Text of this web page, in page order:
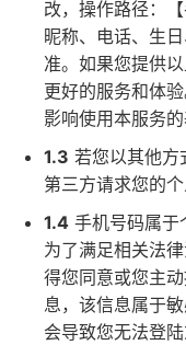
改，操作路径：
昵称、电话、生
准。如果您提供
更好的服务和体
影响使用本服务的
1.3 若您以其他
第三方请求您的个
1.4 手机号码属于
为了满足相关法
得您同意或您主
息，该信息属于
会导致您无法登